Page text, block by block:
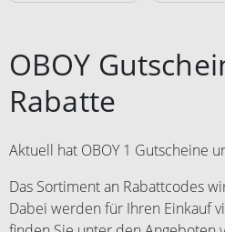
OBOY
Rabatte
Aktuell hat OBOY 1 Gutscheine
Das Sortiment an Rabattcodes
Dabei werden für Ihren Einkauf